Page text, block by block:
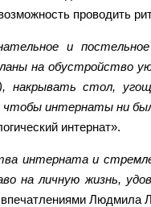
проводить
и
на обустройство
накрывать стол,
интернаты ни
интернат».
интерната и
на личную жизнь,
Людмила